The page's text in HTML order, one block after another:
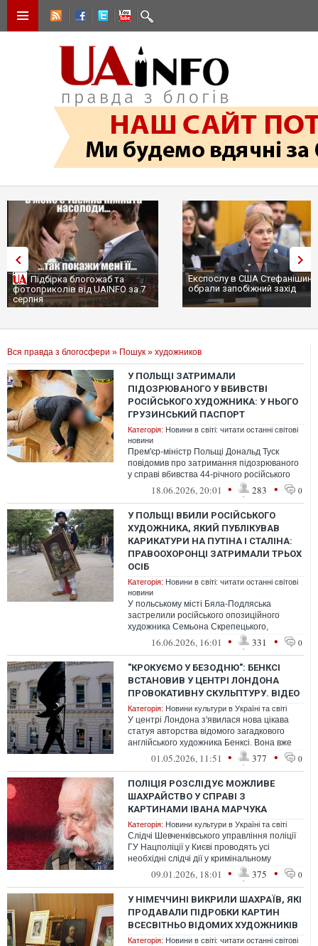
Підбірка блогожаб та
фотоприколів від UAINFO за 7
серпня
Експослу в США
обрали запобіжний захід
Вся правда з блогосфери » Пошук » художников
У ПОЛЬЩІ ЗАТРИМАЛИ
ПІДОЗРЮВАНОГО У ВБИВСТВІ
РОСІЙСЬКОГО ХУДОЖНИКА: У НЬОГО
ГРУЗИНСЬКИЙ ПАСПОРТ
Категорія: Новини в світі: читати останні світові
новини
Прем'єр-міністр Польщі Дональд Туск
повідомив про затримання підозрюваного
у справі вбивства 44-річного російського
опозиційного художника, що сталося...
18.06.2026, 20:01 • 283 • 0
У ПОЛЬЩІ ВБИЛИ РОСІЙСЬКОГО
ХУДОЖНИКА, ЯКИЙ ПУБЛІКУВАВ
КАРИКАТУРИ НА ПУТІНА І СТАЛІНА:
ПРАВООХОРОНЦІ ЗАТРИМАЛИ ТРЬОХ
ОСІБ
Категорія: Новини в світі: читати останні світові
новини
У польському місті Бяла-Подляська
застрелили російського опозиційного
художника Семьона Скрепецького,
відомого своїми антипутінськими
16.06.2026, 16:01 • 331 • 0
"КРОКУЄМО У БЕЗОДНЮ": БЕНКСІ
ВСТАНОВИВ У ЦЕНТРІ ЛОНДОНА
ПРОВОКАТИВНУ СКУЛЬПТУРУ. ВІДЕО
Категорія: Новини культури в Україні та світі
У центрі Лондона з'явилася нова цікава
статуя авторства відомого загадкового
англійського художника Бенксі. Вона вже
викликала бурхливу реакцію не тіл...
01.05.2026, 11:51 • 377 • 0
ПОЛІЦІЯ РОЗСЛІДУЄ МОЖЛИВЕ
ШАХРАЙСТВО У СПРАВІ З
КАРТИНАМИ ІВАНА МАРЧУКА
Категорія: Новини культури в Україні та світі
Слідчі Шевченківського управління поліції
ГУ Нацполіції у Києві проводять усі
необхідні слідчі дії у кримінальному
провадженні, яке розпочали на підст...
09.01.2026, 18:01 • 375 • 0
У НІМЕЧЧИНІ ВИКРИЛИ ШАХРАЇВ, ЯКІ
ПРОДАВАЛИ ПІДРОБКИ КАРТИН
ВСЕСВІТНЬО ВІДОМИХ ХУДОЖНИКІВ
Категорія: Новини в світі: читати останні світові